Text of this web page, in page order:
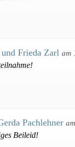
Frieda Zarl am
Pachlehner
Beileid!